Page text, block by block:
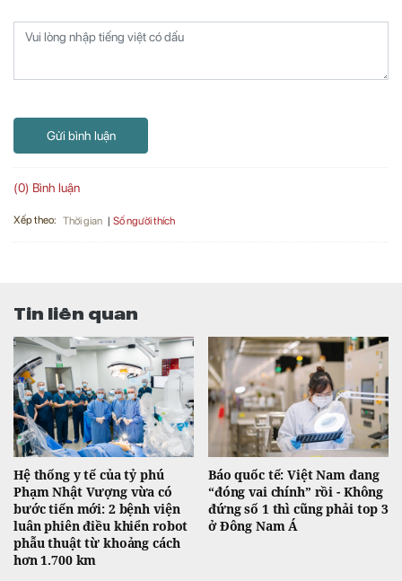
Gửi bình luận
(0) Bình luận
Xếp theo: Thời gian Số người thích
Tin liên quan
Hệ thống y tế của tỷ phú
Phạm Nhật Vượng vừa có
bước tiến mới: 2 bệnh viện
luân phiên điều khiển robot
phẫu thuật từ khoảng cách
hơn 1.700 km
Báo quốc tế: Việt Nam đang
“đóng vai chính” rồi - Không
đứng số 1 thì cũng phải top 3
ở Đông Nam Á